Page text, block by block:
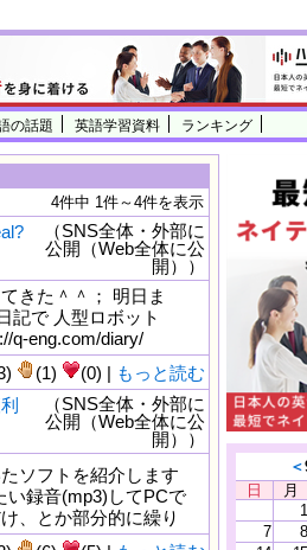
の話題 英語学習資料 ランキング
4件中 1件～4件を表示
（SNS全体・外部に
公開（Web全体に公
開））
きた＾＾； 明日ま
記で 人型ロボット
q-eng.com/diary/
(1) (0) | もっと読む
（SNS全体・外部に
公開（Web全体に公
開））
ソフトを紹介します
い録音(mp3)してPCで
、とか部分的に繰り
＜
日
月
1
7
8